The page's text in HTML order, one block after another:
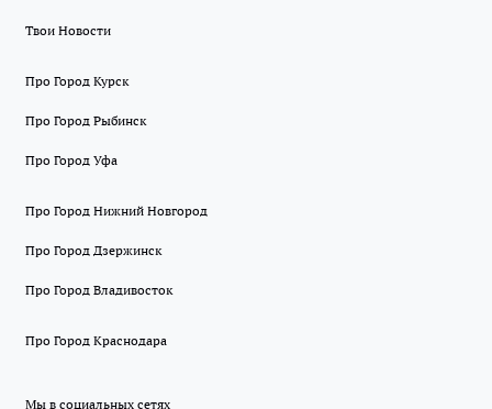
Твои Новости
Про Город Курск
Про Город Рыбинск
Про Город Уфа
Про Город Нижний Новгород
Про Город Дзержинск
Про Город Владивосток
Про Город Краснодара
Мы в социальных сетях